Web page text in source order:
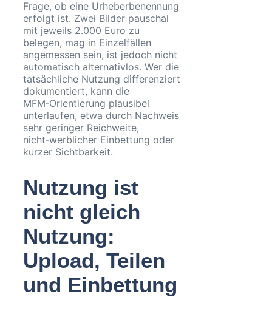
Frage, ob eine Urheberbenennung
erfolgt ist. Zwei Bilder pauschal
mit jeweils 2.000 Euro zu
belegen, mag in Einzelfällen
angemessen sein, ist jedoch nicht
automatisch alternativlos. Wer die
tatsächliche Nutzung differenziert
dokumentiert, kann die
MFM‑Orientierung plausibel
unterlaufen, etwa durch Nachweis
sehr geringer Reichweite,
nicht‑werblicher Einbettung oder
kurzer Sichtbarkeit.
Nutzung ist
nicht gleich
Nutzung:
Upload, Teilen
und Einbettung